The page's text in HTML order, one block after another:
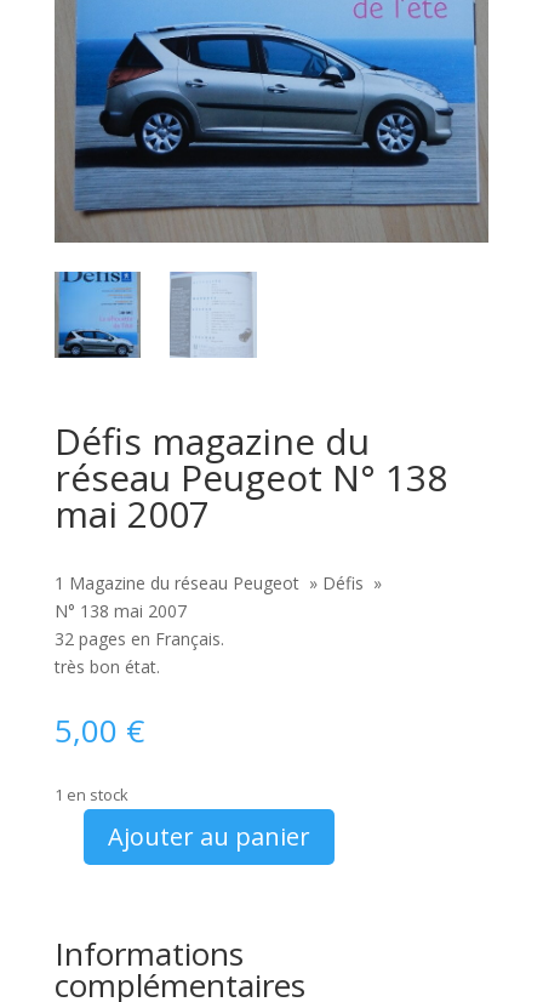
Défis magazine du
réseau Peugeot N° 138
mai 2007
1 Magazine du réseau Peugeot » Défis »
N° 138 mai 2007
32 pages en Français.
très bon état.
5,00 €
1 en stock
quantité
du
réseau
Ajouter au panier
Informations
complémentaires